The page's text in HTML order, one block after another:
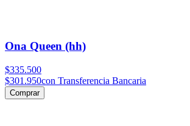
Ona Queen (hh)
$335.500
$301.950con Transferencia Bancaria
Comprar